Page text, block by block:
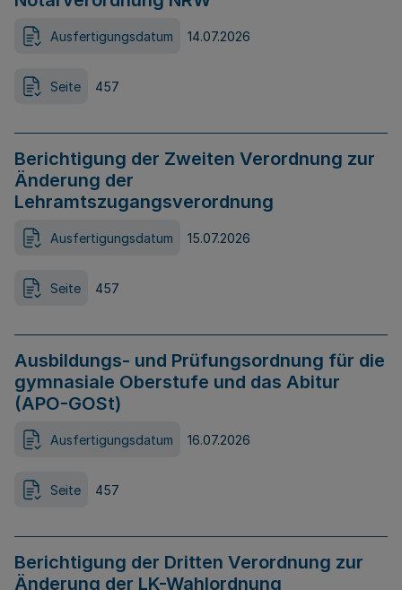
Ausfertigungsdatum 14.07.2026
Seite 457
Berichtigung der Zweiten Verordnung zur
Änderung der
Lehramtszugangsverordnung
Ausfertigungsdatum 15.07.2026
Seite 457
Ausbildungs- und Prüfungsordnung für die
gymnasiale Oberstufe und das Abitur
(APO-GOSt)
Ausfertigungsdatum 16.07.2026
Seite 457
Berichtigung der Dritten Verordnung zur
Änderung der LK-Wahlordnung